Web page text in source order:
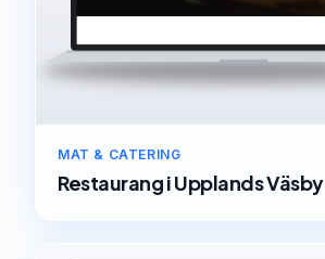
MAT & CATERING
RestaurangiUpplands Väsby